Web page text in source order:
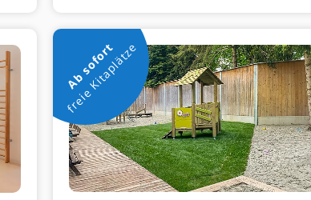
Ab sofort
freie Kitaplätze